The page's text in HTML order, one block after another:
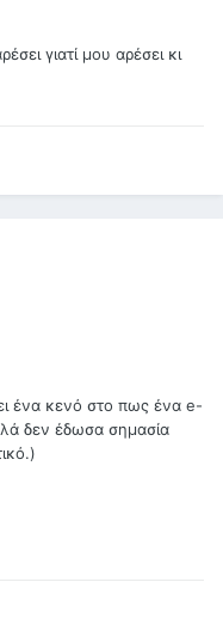
γιατί μου αρέσει κι
ένα κενό στο πως ένα e-
δεν έδωσα σημασία